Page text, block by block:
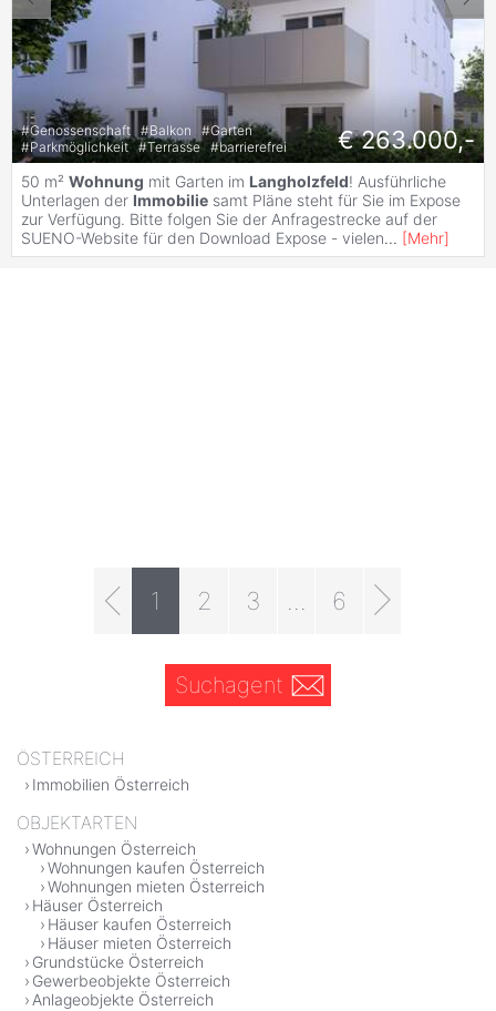
#Genossenschaft #Balkon #Garten
#Parkmöglichkeit #Terrasse #barrierefrei € 263.000,-
50 m² Wohnung mit Garten im Langholzfeld! Ausführliche
Unterlagen der Immobilie samt Pläne steht für Sie im Expose
zur Verfügung. Bitte folgen Sie der Anfragestrecke auf der
SUENO-Website für den Download Expose - vielen... [Mehr]
1 2 3 6
Suchagent
ÖSTERREICH
Immobilien Österreich
OBJEKTARTEN
Wohnungen Österreich
Wohnungen kaufen Österreich
Wohnungen mieten Österreich
Häuser Österreich
Häuser kaufen Österreich
Häuser mieten Österreich
Grundstücke Österreich
Gewerbeobjekte Österreich
Anlageobjekte Österreich